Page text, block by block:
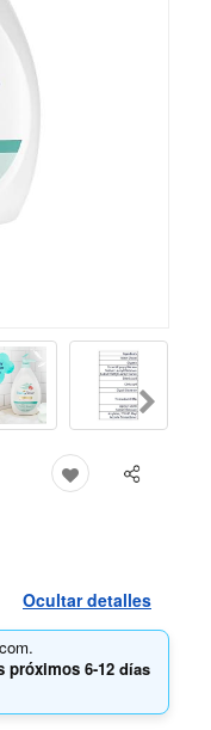
Ocultar detalles
próximos 6-12 días